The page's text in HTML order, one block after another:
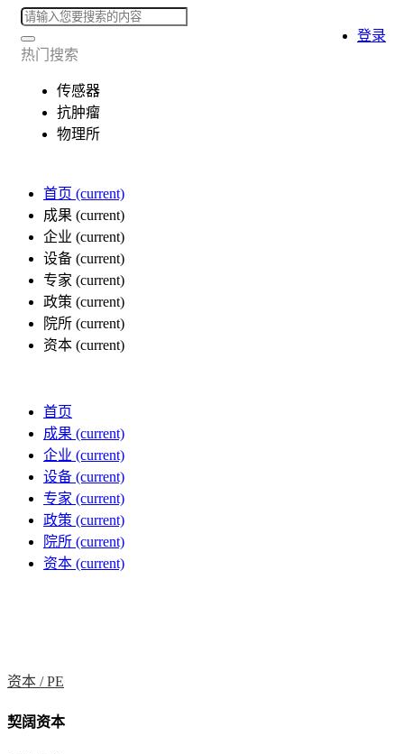
热门搜索
传感器
抗肿瘤
物理所
首页 (current)
成果 (current)
企业 (current)
设备 (current)
专家 (current)
政策 (current)
院所 (current)
资本 (current)
登录
首页
成果 (current)
企业 (current)
设备 (current)
专家 (current)
政策 (current)
院所 (current)
资本 (current)
资本 /PE
契阔资本